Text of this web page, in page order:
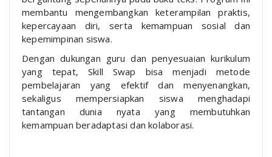
membantu mengembangkan keterampilan praktis,
kepercayaan diri, serta kemampuan sosial dan
kepemimpinan siswa.
Dengan dukungan guru dan penyesuaian kurikulum
yang tepat, Skill Swap bisa menjadi metode
pembelajaran yang efektif dan menyenangkan,
sekaligus mempersiapkan siswa menghadapi
tantangan dunia nyata yang membutuhkan
kemampuan beradaptasi dan kolaborasi.